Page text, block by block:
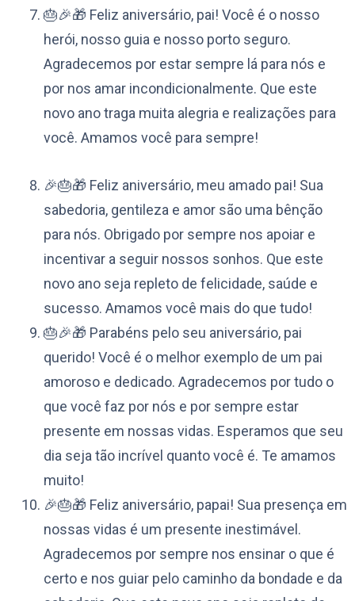
🎂🎉🎁 Feliz aniversário, pai! Você é o nosso
herói, nosso guia e nosso porto seguro.
Agradecemos por estar sempre lá para nós e
por nos amar incondicionalmente. Que este
novo ano traga muita alegria e realizações para
você. Amamos você para sempre!
🎉🎂🎁 Feliz aniversário, meu amado pai! Sua
sabedoria, gentileza e amor são uma bênção
para nós. Obrigado por sempre nos apoiar e
incentivar a seguir nossos sonhos. Que este
novo ano seja repleto de felicidade, saúde e
sucesso. Amamos você mais do que tudo!
🎂🎉🎁 Parabéns pelo seu aniversário, pai
querido! Você é o melhor exemplo de um pai
amoroso e dedicado. Agradecemos por tudo o
que você faz por nós e por sempre estar
presente em nossas vidas. Esperamos que seu
dia seja tão incrível quanto você é. Te amamos
muito!
🎉🎂🎁 Feliz aniversário, papai! Sua presença em
nossas vidas é um presente inestimável.
Agradecemos por sempre nos ensinar o que é
certo e nos guiar pelo caminho da bondade e da